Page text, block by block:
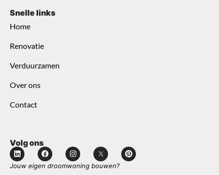
Snelle links
Home
Renovatie
Verduurzamen
Over ons
Contact
Volg ons
Jouw eigen droomwoning bouwen?